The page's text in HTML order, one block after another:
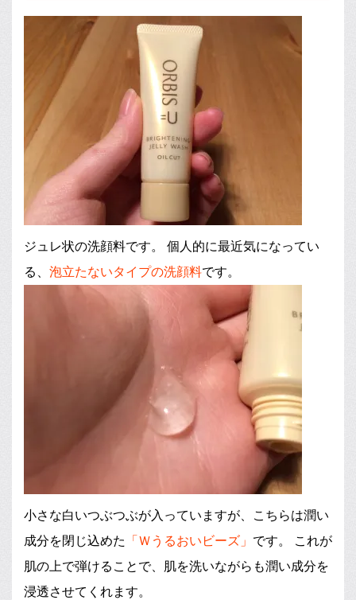
ジュレ状の洗顔料です。 個人的に最近気になってい
る、 泡立たないタイプの洗顔料です。
小さな白いつぶつぶが入っていますが、こちらは潤い
成分を閉じ込めた
「Ｗうるおいビーズ」 です。 これが
肌の上で弾けることで、肌を洗いながらも潤い成分を
浸透させてくれます。